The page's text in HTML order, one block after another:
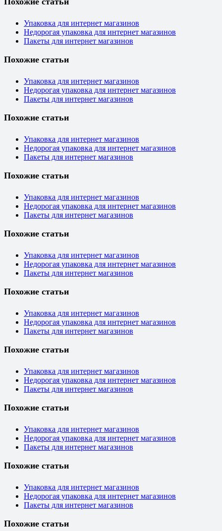
Упаковка для интернет магазинов
Недорогая упаковка для интернет магазинов
Пакеты для интернет магазинов
Похожие статьи
Упаковка для интернет магазинов
Недорогая упаковка для интернет магазинов
Пакеты для интернет магазинов
Похожие статьи
Упаковка для интернет магазинов
Недорогая упаковка для интернет магазинов
Пакеты для интернет магазинов
Похожие статьи
Упаковка для интернет магазинов
Недорогая упаковка для интернет магазинов
Пакеты для интернет магазинов
Похожие статьи
Упаковка для интернет магазинов
Недорогая упаковка для интернет магазинов
Пакеты для интернет магазинов
Похожие статьи
Упаковка для интернет магазинов
Недорогая упаковка для интернет магазинов
Пакеты для интернет магазинов
Похожие статьи
Упаковка для интернет магазинов
Недорогая упаковка для интернет магазинов
Пакеты для интернет магазинов
Похожие статьи
Упаковка для интернет магазинов
Недорогая упаковка для интернет магазинов
Пакеты для интернет магазинов
Похожие статьи
Упаковка для интернет магазинов
Недорогая упаковка для интернет магазинов
Пакеты для интернет магазинов
Похожие статьи